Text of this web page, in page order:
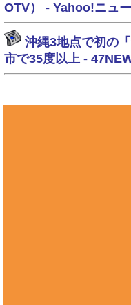
OTV） - Yahoo!ニュ
沖縄3地点で初の
市で35度以上 -